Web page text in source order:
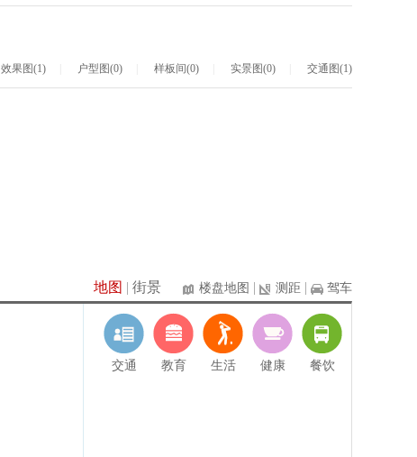
效果图(1) 户型图(0) 样板间(0) 实景图(0) 交通图(1)
地图 | 街景 楼盘地图 | 测距 | 驾车
交通 教育 生活 健康 餐饮